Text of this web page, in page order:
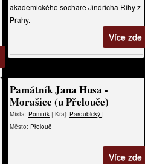
akademického sochaře Jindřicha Říhy z
Prahy.
Více zde
Památník Jana Husa -
Morašice (u Přelouče)
Místa: Pomník | Kraj: Pardubický |
Město: Přelouč
Více zde